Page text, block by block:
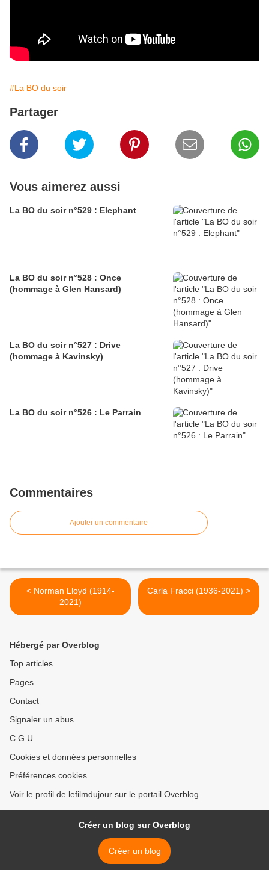
#La BO du soir
Partager
Vous aimerez aussi
La BO du soir n°529 : Elephant
La BO du soir n°528 : Once
(hommage à Glen Hansard)
La BO du soir n°527 : Drive
(hommage à Kavinsky)
La BO du soir n°526 : Le Parrain
Commentaires
Ajouter un commentaire
< Norman Lloyd (1914-
2021)
Carla Fracci (1936-2021) >
Hébergé par Overblog
Top articles
Pages
Contact
Signaler un abus
C.G.U.
Cookies et données personnelles
Préférences cookies
Voir le profil de lefilmdujour sur le portail Overblog
Créer un blog sur Overblog
Créer un blog